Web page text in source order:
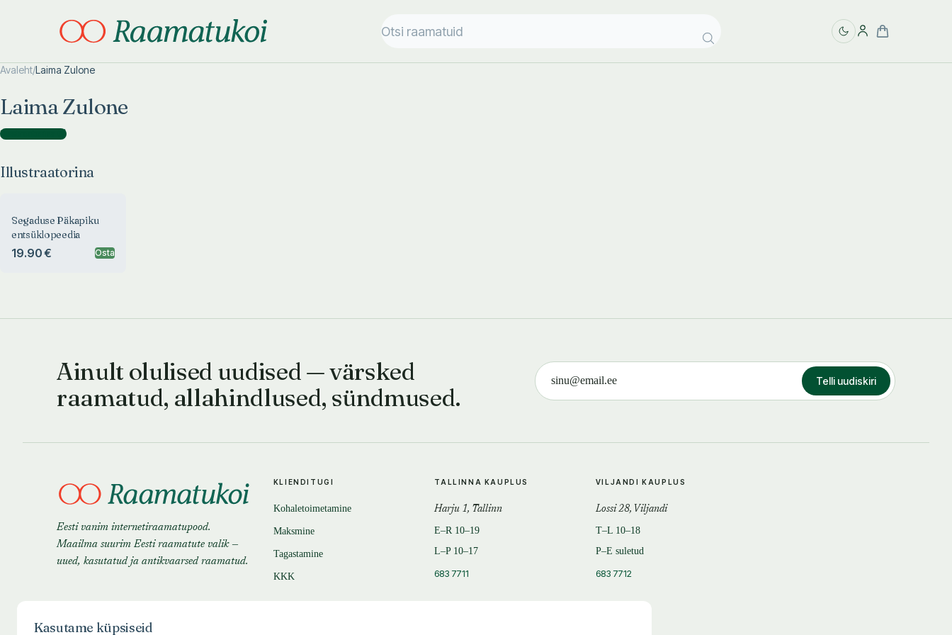
Avaleht/Laima Zulone
Laima Zulone
Illustraatorina )
Illustraatorina
Segaduse Päkapiku
entsüklopeedia
19.90 € Osta
Ainult olulised uudised — värsked
raamatud, allahindlused, sündmused.
Telli uudiskiri
Eesti vanim internetiraamatupood.
Maailma suurim Eesti raamatute valik —
uued, kasutatud ja antikvaarsed raamatud.
KLIENDITUGI
Kohaletoimetamine
Maksmine
Tagastamine
KKK
TALLINNA KAUPLUS
Harju 1, Tallinn
E–R 10–19
L–P 10–17
683 7711
VILJANDI KAUPLUS
Lossi 28, Viljandi
T–L 10–18
P–E suletud
683 7712
Kasutame küpsiseid